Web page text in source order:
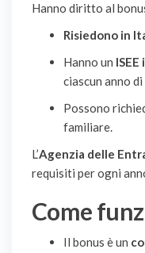
Hanno diritto al
Risiedono in
Hanno un
ciascun anno
Possono
familiare.
L’Agenzia delle
requisiti per ogni
Come
Il bonus è un